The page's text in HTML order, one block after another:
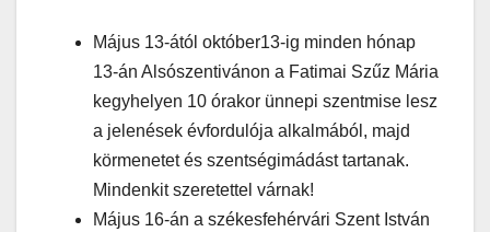
Május 13-ától október13-ig minden hónap
13-án Alsószentivánon a Fatimai Szűz Mária
kegyhelyen 10 órakor ünnepi szentmise lesz
a jelenések évfordulója alkalmából, majd
körmenetet és szentségimádást tartanak.
Mindenkit szeretettel várnak!
Május 16-án a székesfehérvári Szent István